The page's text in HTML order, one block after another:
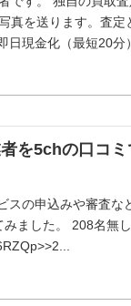
真を送ります。査定
現金化（最短20分
を5chの口コミ
スの申込みや審査な
ました。 208名無